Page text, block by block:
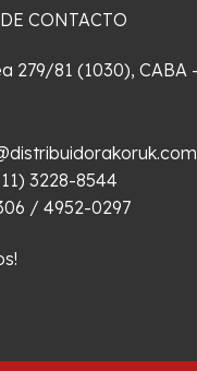
CONTACTO
279/81 (1030), CABA
3228-8544
/ 4952-0297